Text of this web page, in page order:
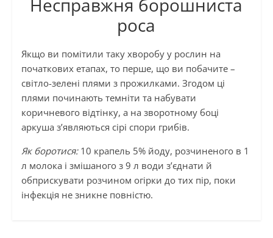
Несправжня борошниста
роса
Якщо ви помітили таку хворобу у рослин на
початкових етапах, то перше, що ви побачите –
світло-зелені плями з прожилками. Згодом ці
плями починають темніти та набувати
коричневого відтінку, а на зворотному боці
аркуша з’являються сірі спори грибів.
Як боротися:10 крапель 5% йоду, розчиненого в 1
л молока і змішаного з 9 л води з’єднати й
обприскувати розчином огірки до тих пір, поки
інфекція не зникне повністю.